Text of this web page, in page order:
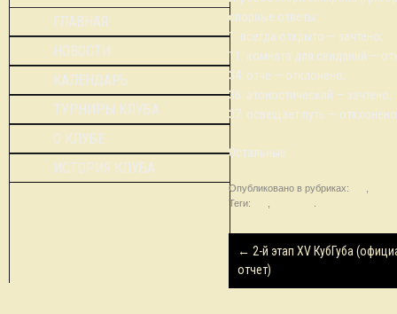
ГЛАВНАЯ
НОВОСТИ
КАЛЕНДАРЬ
ТУРНИРЫ КЛУБА
О КЛУБЕ
ИСТОРИЯ КЛУБА
спорные ответы:
1. всегда открыто — зачтено;
11. комната для свиданий —
34. отче — отклонено;
36. атоностический — зачтено;
37. освещает путь —
Остальные
Опубликовано в рубриках:
Теги:
Навигация
по
записям
← 2-й этап XV КубГуба
отчет)